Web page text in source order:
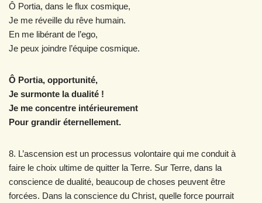
Ô Portia, dans le flux cosmique,
Je me réveille du rêve humain.
En me libérant de l’ego,
Je peux joindre l’équipe cosmique.
Ô Portia, opportunité,
Je surmonte la dualité !
Je me concentre intérieurement
Pour grandir éternellement.
8. L’ascension est un processus volontaire qui me conduit à
faire le choix ultime de quitter la Terre. Sur Terre, dans la
conscience de dualité, beaucoup de choses peuvent être
forcées. Dans la conscience du Christ, quelle force pourrait